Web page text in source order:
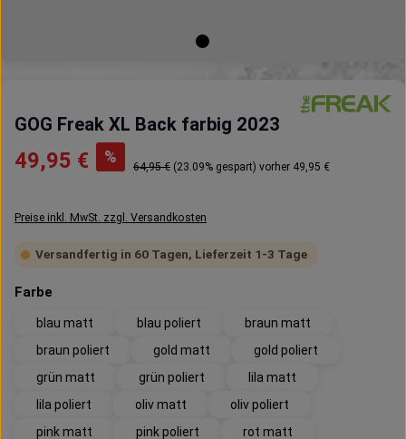
GOG Freak XL Back farbig 2023
Verkaufspreis:
49,95 € % Regulärer Preis:
64,95 € (23.09% gespart) vorher 49,95 €
Preise inkl. MwSt. zzgl. Versandkosten
Versandfertig in 60 Tagen, Lieferzeit 1-3 Tage
Farbe
blau matt blau poliert
braun matt
braun poliert
gold matt
gold poliert
grün matt
grün poliert
lila matt
lila poliert
oliv matt
oliv poliert
pink matt
pink poliert
rot matt